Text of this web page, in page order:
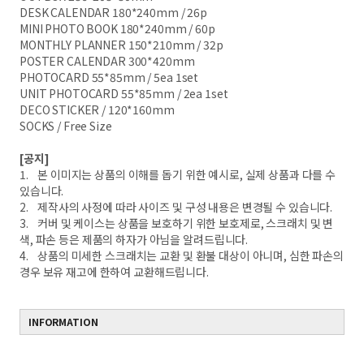
DESK CALENDAR 180*240mm / 26p
MINI PHOTO BOOK 180*240mm / 60p
MONTHLY PLANNER 150*210mm / 32p
POSTER CALENDAR 300*420mm
PHOTOCARD 55*85mm / 5ea 1set
UNIT PHOTOCARD 55*85mm / 2ea 1set
DECO STICKER / 120*160mm
SOCKS / Free Size
[공지]
1. 본 이미지는 상품의 이해를 돕기 위한 예시로, 실제 상품과 다를 수
있습니다.
2. 제작사의 사정에 따라 사이즈 및 구성 내용은 변경될 수 있습니다.
3. 커버 및 케이스는 상품을 보호하기 위한 보호제로, 스크래치 및 변
색, 파손 등은 제품의 하자가 아님을 알려드립니다.
4. 상품의 미세한 스크래치는 교환 및 환불 대상이 아니며, 심한 파손의
경우 보유 재고에 한하여 교환해드립니다.
INFORMATION